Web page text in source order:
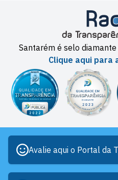
Santarém é selo
Clique aqui para
Avalie aqui o Portal da